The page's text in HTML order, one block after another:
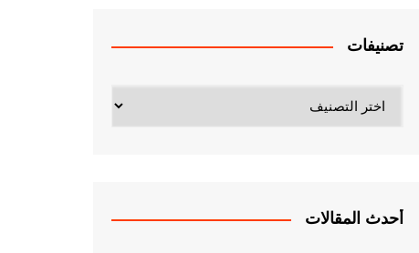
تصنيفات
أحدث المقالات